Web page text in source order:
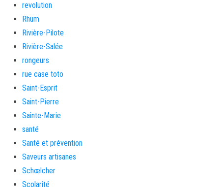
revolution
Rhum
Rivière-Pilote
Rivière-Salée
rongeurs
rue case toto
Saint-Esprit
Saint-Pierre
Sainte-Marie
santé
Santé et prévention
Saveurs artisanes
Schœlcher
Scolarité